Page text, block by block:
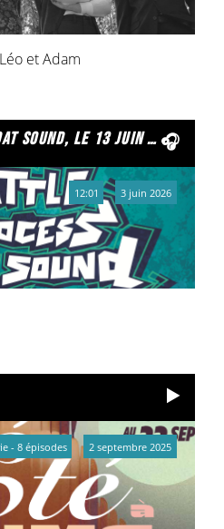
et Adam
le 13 juin à reims
12:01 3 juin 2026
- 8 épisodes 2 septembre 2025